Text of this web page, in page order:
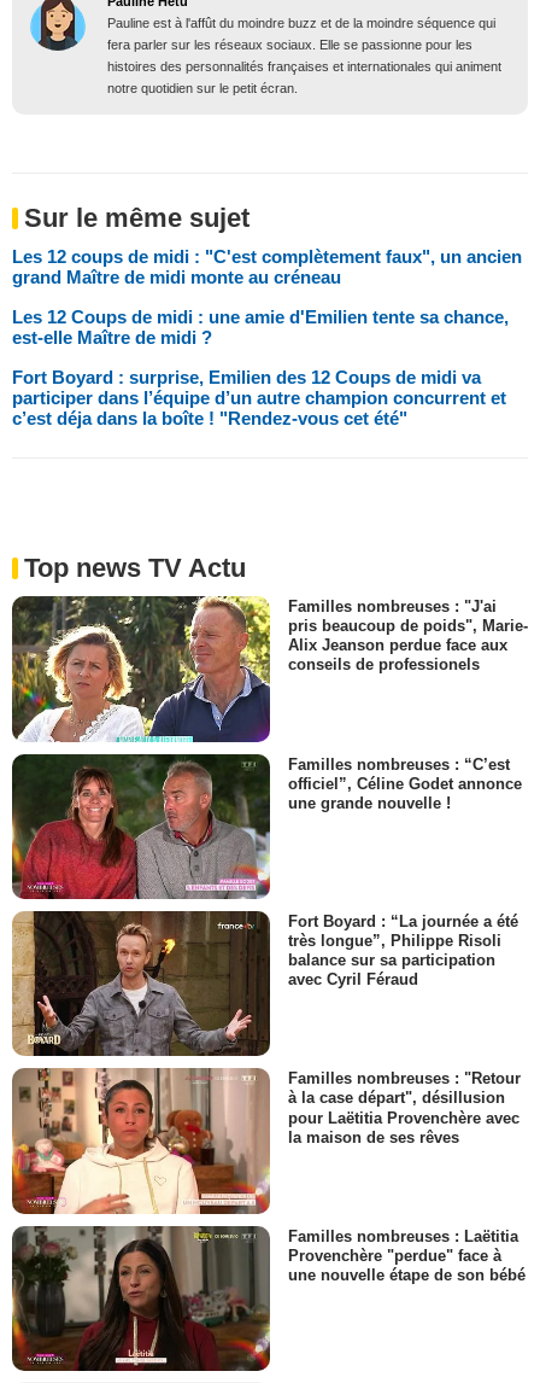
Pauline est à l'affût du moindre buzz et de la moindre séquence qui
fera parler sur les réseaux sociaux. Elle se passionne pour les
histoires des personnalités françaises et internationales qui animent
notre quotidien sur le petit écran.
Sur le même sujet
Les 12 coups de midi : "C'est complètement faux", un ancien
grand Maître de midi monte au créneau
Les 12 Coups de midi : une amie d'Emilien tente sa chance,
est-elle Maître de midi ?
Fort Boyard : surprise, Emilien des 12 Coups de midi va
participer dans l’équipe d’un autre champion concurrent et
c’est déja dans la boîte ! "Rendez-vous cet été"
Top news TV Actu
Familles nombreuses : "J'ai
pris beaucoup de poids", Marie-
Alix Jeanson perdue face aux
conseils de professionels
Familles nombreuses : “C’est
officiel”, Céline Godet annonce
une grande nouvelle !
Fort Boyard : “La journée a été
très longue”, Philippe Risoli
balance sur sa participation
avec Cyril Féraud
Familles nombreuses : "Retour
à la case départ", désillusion
pour Laëtitia Provenchère avec
la maison de ses rêves
Familles nombreuses : Laëtitia
Provenchère "perdue" face à
une nouvelle étape de son bébé